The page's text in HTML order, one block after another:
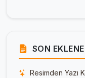
SON
Resimden Yazı